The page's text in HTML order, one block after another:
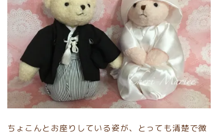
ちょこんとお座りしている姿が、とっても清楚で微